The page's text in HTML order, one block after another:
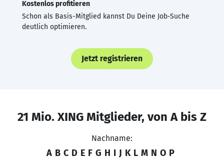
Kostenlos profitieren
Schon als Basis-Mitglied kannst Du Deine Job-Suche
deutlich optimieren.
Jetzt registrieren
21 Mio. XING Mitglieder, von A bis Z
Nachname:
A B C D E F G H I J K L M N O P